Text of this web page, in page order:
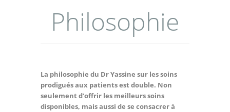
Philosophie
La philosophie du Dr Yassine sur les soins
prodigués aux patients est double. Non
seulement d’offrir les meilleurs soins
disponibles, mais aussi de se consacrer à